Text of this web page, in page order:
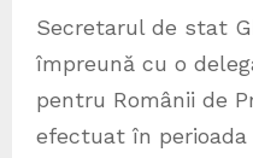
Secretarul de stat
împreună cu o
pentru Românii de
efectuat în